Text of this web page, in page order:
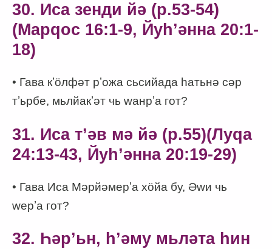
30. Иса зенди йә (p.53-54)
(Марqос 16:1-9, Йуһʼәнна 20:1-
18)
• Гава кʼӧлфәт рʼожа сьсийада һатьнә сәр
тʼьрбе, мьлйакʼәт чь wанрʼа гот?
31. Иса тʼәв мә йә (p.55)(Луqа
24:13-43, Йуһʼәнна 20:19-29)
• Гава Иса Мәрйәмерʼа хӧйа бу, Әwи чь
wерʼа гот?
32. Һәрʼьн, һʼәму мьләта һин